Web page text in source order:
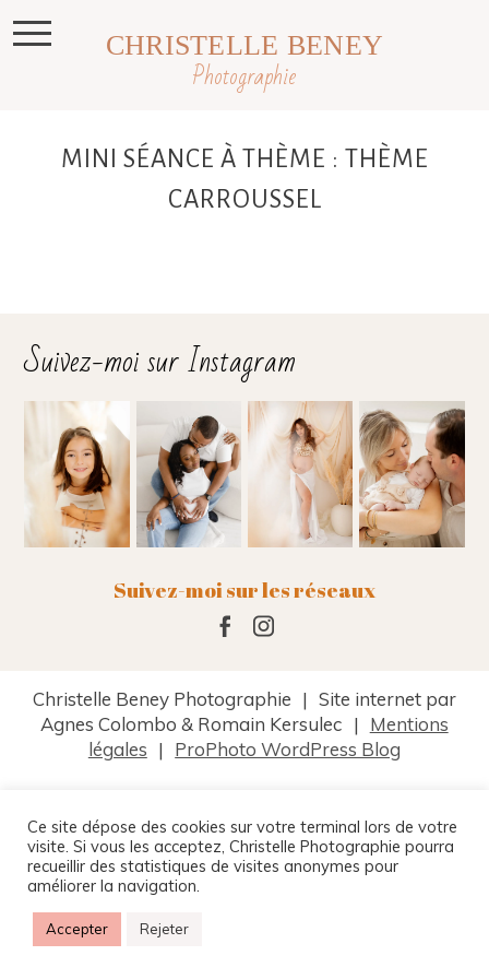
Photographie
CHRISTELLE BENEY
MINI SÉANCE À THÈME : THÈME
CARROUSSEL
Suivez-moi sur Instagram
Suivez-moi sur les réseaux
Christelle Beney Photographie | Site internet par
Agnes Colombo & Romain Kersulec |
Mentions
légales | ProPhoto WordPress Blog
Ce site dépose des cookies sur votre terminal lors de votre
visite. Si vous les acceptez, Christelle Photographie pourra
recueillir des statistiques de visites anonymes pour
améliorer la navigation.
Accepter Rejeter